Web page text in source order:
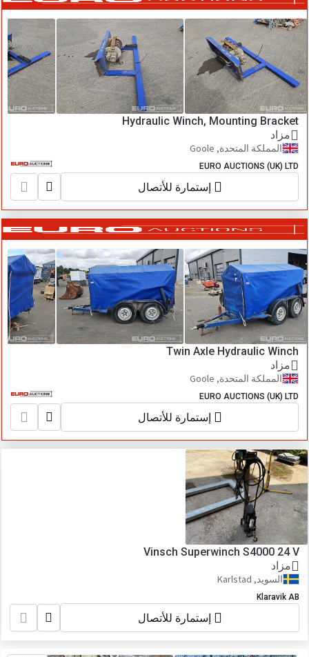
Hydraulic Winch, Mounting Bracket
مزاد
المملكة المتحدة, Goole
EURO AUCTIONS (UK) LTD
إستمارة للأتصال
Twin Axle Hydraulic Winch
مزاد
المملكة المتحدة, Goole
EURO AUCTIONS (UK) LTD
إستمارة للأتصال
Vinsch Superwinch S4000 24 V
مزاد
السويد, Karlstad
Klaravik AB
إستمارة للأتصال